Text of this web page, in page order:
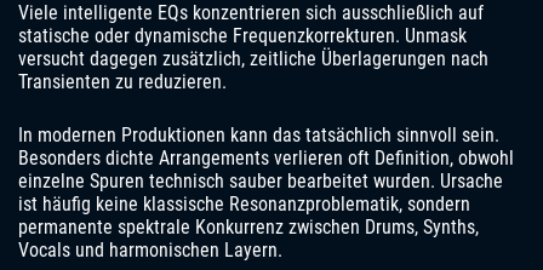
Viele intelligente EQs konzentrieren sich ausschließlich auf
statische oder dynamische Frequenzkorrekturen. Unmask
versucht dagegen zusätzlich, zeitliche Überlagerungen nach
Transienten zu reduzieren.
In modernen Produktionen kann das tatsächlich sinnvoll sein.
Besonders dichte Arrangements verlieren oft Definition, obwohl
einzelne Spuren technisch sauber bearbeitet wurden. Ursache
ist häufig keine klassische Resonanzproblematik, sondern
permanente spektrale Konkurrenz zwischen Drums, Synths,
Vocals und harmonischen Layern.